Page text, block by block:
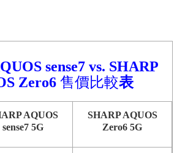
sense7 vs. SHARP
Zero6售價比較表
AQUOS
sense7 5G
SHARP AQUOS
Zero6 5G